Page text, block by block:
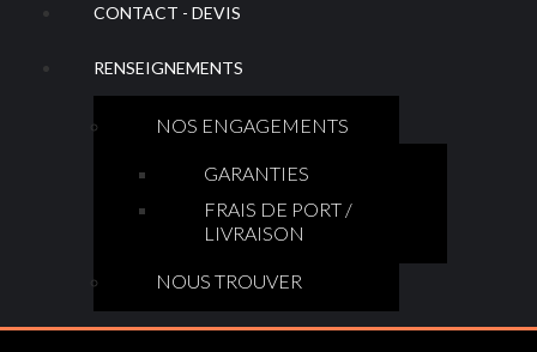
CONTACT - DEVIS
RENSEIGNEMENTS
NOS ENGAGEMENTS
GARANTIES
FRAIS DE PORT /
LIVRAISON
NOUS TROUVER